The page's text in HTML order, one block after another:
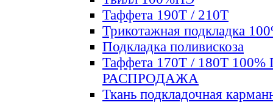
Таффета 190Т / 210Т
Трикотажная подкладка
Подкладка поливискоза
Таффета 170Т / 180Т 100%
РАСПРОДАЖА
Ткань подкладочная